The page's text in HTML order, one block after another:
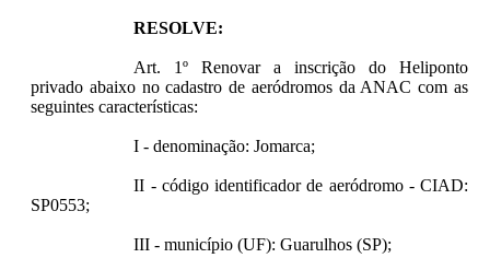
RESOLVE:
Art. 1º Renovar a inscrição do Heliponto
privado abaixo no cadastro de aeródromos da ANAC com as
seguintes características:
I - denominação: Jomarca;
II - código identificador de aeródromo - CIAD:
SP0553;
III - município (UF): Guarulhos (SP);